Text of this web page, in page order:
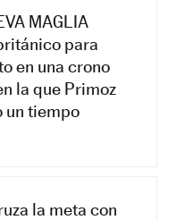
MAGLIA
para
en una crono
la que Primoz
un tiempo
la meta con